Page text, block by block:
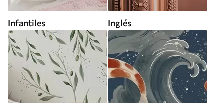
Infantiles Inglés